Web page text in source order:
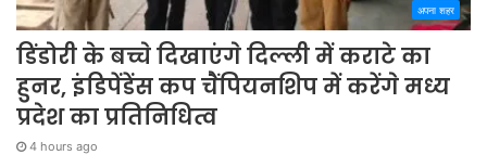
अपना शहर
डिंडोरी के बच्चे दिखाएंगे दिल्ली में कराटे का
हुनर, इंडिपेंडेंस कप चैंपियनशिप में करेंगे मध्य
प्रदेश का प्रतिनिधित्व
4 hours ago